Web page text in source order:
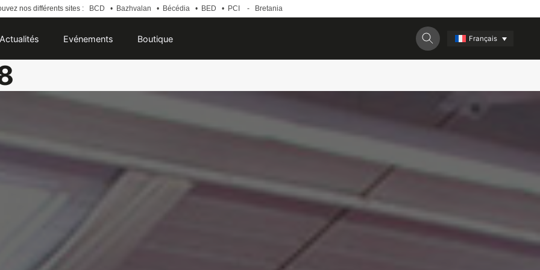
nos différents sites : BCD • Bazhvalan • Bécédia • BED • PCI - Bretania
Actualités Evénements Boutique Français